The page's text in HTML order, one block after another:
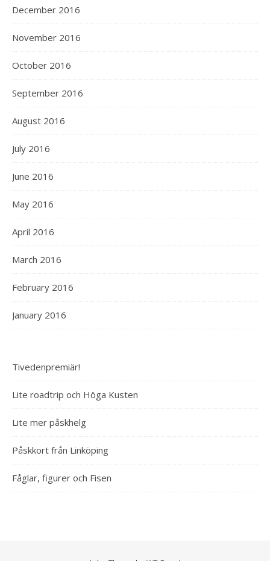
December 2016
November 2016
October 2016
September 2016
August 2016
July 2016
June 2016
May 2016
April 2016
March 2016
February 2016
January 2016
Tivedenpremiär!
Lite roadtrip och Höga Kusten
Lite mer påskhelg
Påskkort från Linköping
Fåglar, figurer och Fisen